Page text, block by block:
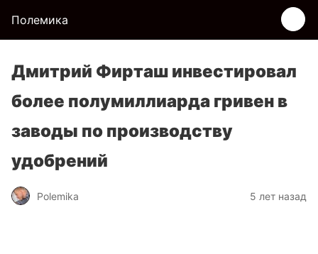
Полемика
Дмитрий Фирташ инвестировал
более полумиллиарда гривен в
заводы по производству
удобрений
Polemika 5 лет назад